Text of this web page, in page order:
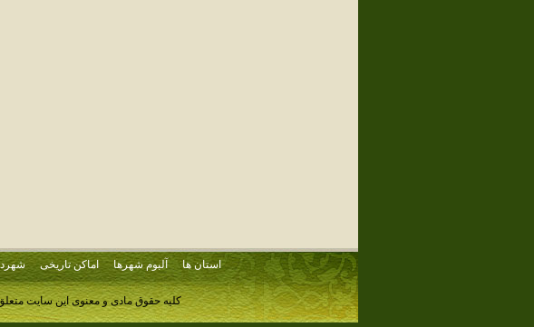
استان ها آلبوم شهرها اماکن تاریخی
کلیه حقوق مادی و معنوی این سایت